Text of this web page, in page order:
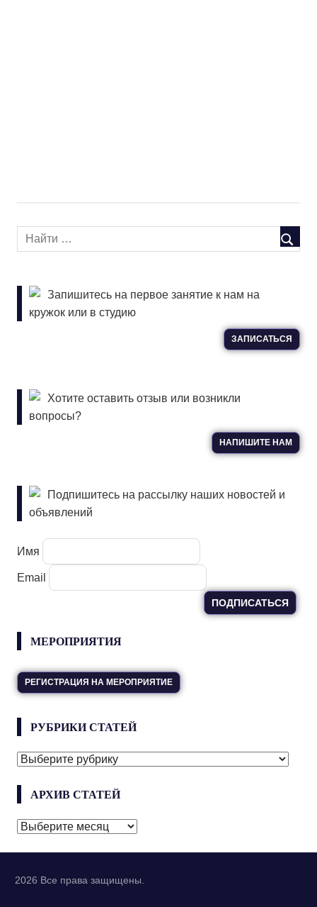
Запишитесь на первое занятие к нам на
кружок или в студию
ЗАПИСАТЬСЯ
Хотите оставить отзыв или возникли
вопросы?
НАПИШИТЕ НАМ
Подпишитесь на рассылку наших новостей и
объявлений
Имя
Email
МЕРОПРИЯТИЯ
РЕГИСТРАЦИЯ НА МЕРОПРИЯТИЕ
РУБРИКИ СТАТЕЙ
РУБРИКИ
АРХИВ СТАТЕЙ
АРХИВ
2026 Все права защищены.